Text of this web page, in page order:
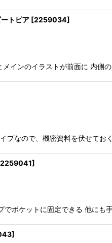
トピア [2259034]
メインのイラストが前面に 内
プなので、機密資料を伏せて
2259041]
でポケットに固定できる 他に
]